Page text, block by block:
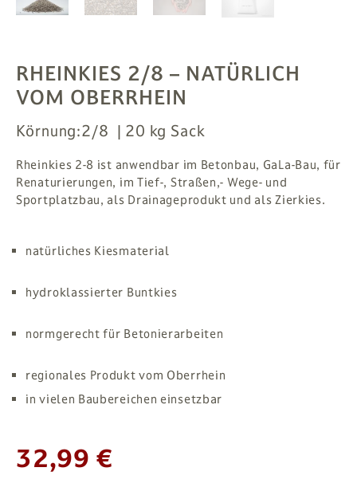
RHEINKIES 2/8 – NATÜRLICH
VOM OBERRHEIN
Körnung:2/8 20 kg Sack
Rheinkies 2-8 ist anwendbar im Betonbau, GaLa-Bau, für
Renaturierungen, im Tief-, Straßen,- Wege- und
Sportplatzbau, als Drainageprodukt und als Zierkies.
natürliches Kiesmaterial
hydroklassierter Buntkies
normgerecht für Betonierarbeiten
regionales Produkt vom Oberrhein
in vielen Baubereichen einsetzbar
32,99 €